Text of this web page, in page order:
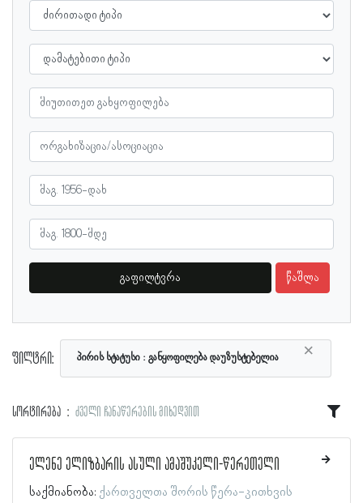
გაფილტვრა წაშლა
ფილტრი: ×
პირის სტატუსი განყოფილება დაუზუსტებელია
სორტირება ძველი ჩანაწერების მიხედვით
ელენე ელიზბარის ასული ამაშუკელი-წერეთელი
საქმიანობა: ქართველთა შორის წერა-კითხვის